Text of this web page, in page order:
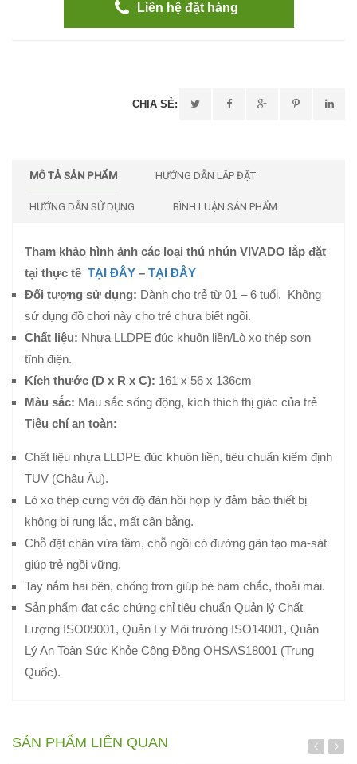
Liên hệ đặt hàng
CHIA SẺ:
MÔ TẢ SẢN PHẨM HƯỚNG DẪN LẮP ĐẶT
HƯỚNG DẪN SỬ DỤNG BÌNH LUẬN SẢN PHẨM
Tham khảo hình ảnh các loại thú nhún VIVADO lắp đặt
tại thực tế TẠI ĐÂY – TẠI ĐÂY
Đối tượng sử dụng: Dành cho trẻ từ 01 – 6 tuổi. Không
sử dụng đồ chơi này cho trẻ chưa biết ngồi.
Chất liệu: Nhựa LLDPE đúc khuôn liền/Lò xo thép sơn
tĩnh điện.
Kích thước (D x R x C): 161 x 56 x 136cm
Màu sắc: Màu sắc sống động, kích thích thị giác của trẻ
Tiêu chí an toàn:
Chất liệu nhựa LLDPE đúc khuôn liền, tiêu chuẩn kiểm định
TUV (Châu Âu).
Lò xo thép cứng với độ đàn hồi hợp lý đảm bảo thiết bị
không bị rung lắc, mất cân bằng.
Chỗ đặt chân vừa tầm, chỗ ngồi có đường gân tạo ma-sát
giúp trẻ ngồi vững.
Tay nắm hai bên, chống trơn giúp bé bám chắc, thoải mái.
Sản phẩm đạt các chứng chỉ tiêu chuẩn Quản lý Chất
Lượng ISO09001, Quản Lý Môi trường ISO14001, Quản
Lý An Toàn Sức Khỏe Cộng Đồng OHSAS18001 (Trung
Quốc).
SẢN PHẨM LIÊN QUAN